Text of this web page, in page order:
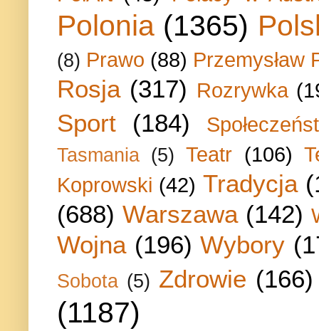
Polonia (1365)
(8) Prawo (88) Przemysław
Rosja (317) Rozrywka
Sport (184)
Tasmania (5) Teatr (106)
Koprowski (42) Tradycja
(688) Warszawa (142)
Wojna (196) Wybory
Sobota (5) Zdrowie (166)
(1187)